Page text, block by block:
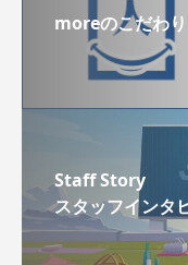
moreのこだわり
Staff Story
スタッフインタ